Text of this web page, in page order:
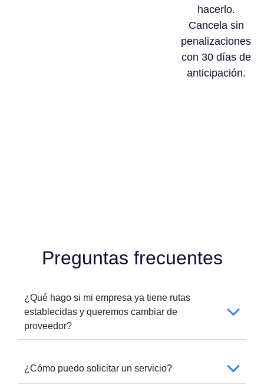
hacerlo.
Cancela sin
penalizaciones
con 30 días de
anticipación.
Preguntas frecuentes
¿Qué hago si mi empresa ya tiene rutas
establecidas y queremos cambiar de
proveedor?
¿Cómo puedo solicitar un servicio?